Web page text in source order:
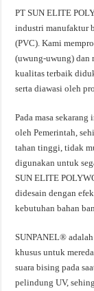
PT SUN ELITE
industri manufaktur
(PVC). Kami
(uwung-uwung) dan
kualitas terbaik
serta diawasi oleh
Pada masa
oleh Pemerintah,
tahan tinggi, tidak
digunakan untuk
SUN ELITE
didesain dengan
kebutuhan bahan
SUNPANEL®
khusus untuk
suara bising pada
pelindung UV,